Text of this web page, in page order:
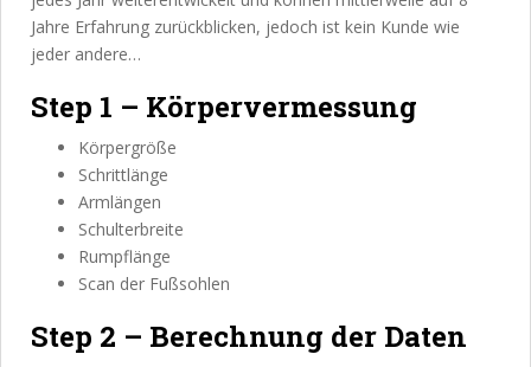
Jahre Erfahrung zurückblicken, jedoch ist kein Kunde wie
jeder andere…
Step 1 – Körpervermessung
Körpergröße
Schrittlänge
Armlängen
Schulterbreite
Rumpflänge
Scan der Fußsohlen
Step 2 – Berechnung der Daten